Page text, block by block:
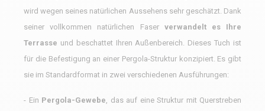
wird wegen seines natürlichen Aussehens sehr geschätzt. Dank
seiner vollkommen natürlichen Faser verwandelt es Ihre
Terrasse und beschattet Ihren Außenbereich. Dieses Tuch ist
für die Befestigung an einer Pergola-Struktur konzipiert. Es gibt
sie im Standardformat in zwei verschiedenen Ausführungen:
- Ein Pergola-Gewebe, das auf eine Struktur mit Querstreben